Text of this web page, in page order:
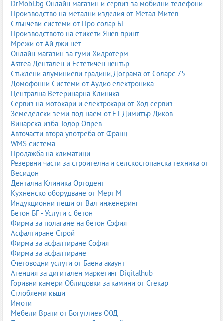
геомрежи и геотекстили;
инжекционни системи.
Транспорт и извозване
извозване на земни маси;
транспорт на инертни материали;
доставка на пясък, чакъл, филц;
доставка на трошен камък и баластра.
Изкопни работи и сондажи по градове
Изберете вашия град и намерете фирми за изкопни работи и
сондажи:
Изкопни работи и сондажи София
Изкопни работи и сондажи Пловдив
Изкопни работи и сондажи Варна
Изкопни работи и сондажи Бургас
Изкопни работи и сондажи Хасково
Изкопни работи и сондажи Плевен
Изкопни работи и сондажи Велико Търново
Изкопни работи и сондажи Пазарджик
Изкопни работи и сондажи Видин
Изкопни работи и сондажи Кърджали
Изкопни работи и сондажи Разград
Изкопни работи и сондажи Смолян
Изкопни работи и сондажи Търговище
Изкопни работи и сондажи Враца
Изкопни работи и сондажи Кюстендил
Изкопни работи и сондажи Перник
Изкопни работи и сондажи Русе
Изкопни работи и сондажи Габрово
Изкопни работи и сондажи Ловеч
Изкопни работи и сондажи Силистра
DrMobi.bg Онлайн магазин и сервиз за мобилни телефони
Производство на метални изделия от Метал Митев
Слънчеви системи от Про солар БГ
Производството на етикети Янев принт
Мрежи от Ай джи нет
Онлайн магазин за гуми Хидротерм
Astrea Дентален и Естетичен център
Стъклени алуминиеви градини, Дограма от Соларс 75
Домофонни Системи от Аудио електроника
Централна Ветеринарна Клиника
Сервиз на мотокари и електрокари от Ход сервиз
Земеделски земи под наем от ЕТ Димитър Диков
Винарска изба Тодор Опрев
Авточасти втора употреба от Франц
WMS система
Продажба на климатици
Резервни части за строителна и селскостопанска техника от
Весидон
Дентална Клиника Ортодент
Кухненско оборудване от Мерт М
Индукционни пещи от Вал инженеринг
Бетон БГ - Услуги с бетон
Фирма за полагане на бетон София
Асфалтиране Строй
Фирма за асфалтиране София
Фирма за асфалтиране
Счетоводни услуги от Баена акаунт
Агенция за дигитален маркетинг Digitalhub
Горивни камери Облицовки за камини от Стекар
Сглобяеми къщи
Имоти
Мебели Врати от Богутлиев ООД